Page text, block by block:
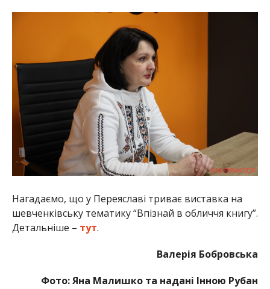
Нагадаємо, що у Переяславі триває виставка на
шевченківську тематику “Впізнай в обличчя книгу”.
Детальніше – тут.
Валерія Бобровська
Фото: Яна Малишко та надані Інною Рубан